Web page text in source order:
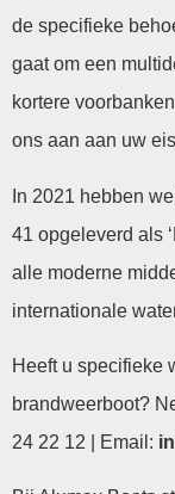
de specifieke
gaat om een
kortere
ons aan aan uw
In 2021 hebben
41 opgeleverd als
alle moderne
internationale
Heeft u specifieke
brandweerboot?
24 22 12 | Email: